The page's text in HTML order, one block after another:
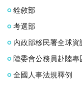
銓敘部
考選部
內政部移民署全球資
陸委會公務員赴陸專
全國人事法規釋例